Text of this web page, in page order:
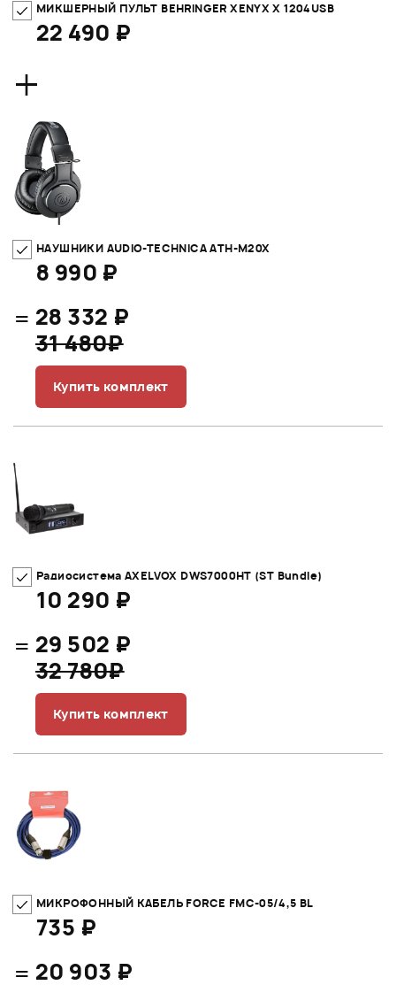
МИКШЕРНЫЙ ПУЛЬТ BEHRINGER XENYX X 1204USB
22 490 ₽
+
НАУШНИКИ AUDIO-TECHNICA ATH-M20X
8 990 ₽
= 28 332 ₽
31 480₽
Купить комплект
Радиосистема AXELVOX DWS7000HT (ST Bundle)
10 290 ₽
= 29 502 ₽
32 780₽
Купить комплект
МИКРОФОННЫЙ КАБЕЛЬ FORCE FMC-05/4,5 BL
735 ₽
= 20 903 ₽